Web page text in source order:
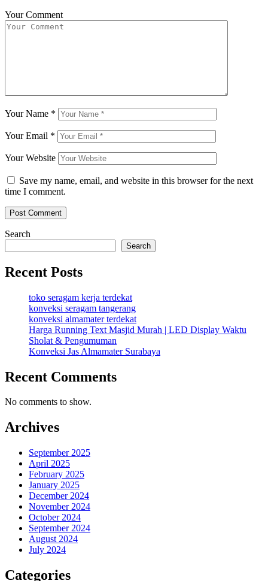
Your Comment
Your Name *
Your Email *
Your Website
Save my name, email, and website in this browser for the next
time I comment.
Search
Search
Recent Posts
toko seragam kerja terdekat
konveksi seragam tangerang
konveksi almamater terdekat
Harga Running Text Masjid Murah | LED Display Waktu
Sholat & Pengumuman
Konveksi Jas Almamater Surabaya
Recent Comments
No comments to show.
Archives
September 2025
April 2025
February 2025
January 2025
December 2024
November 2024
October 2024
September 2024
August 2024
July 2024
Categories